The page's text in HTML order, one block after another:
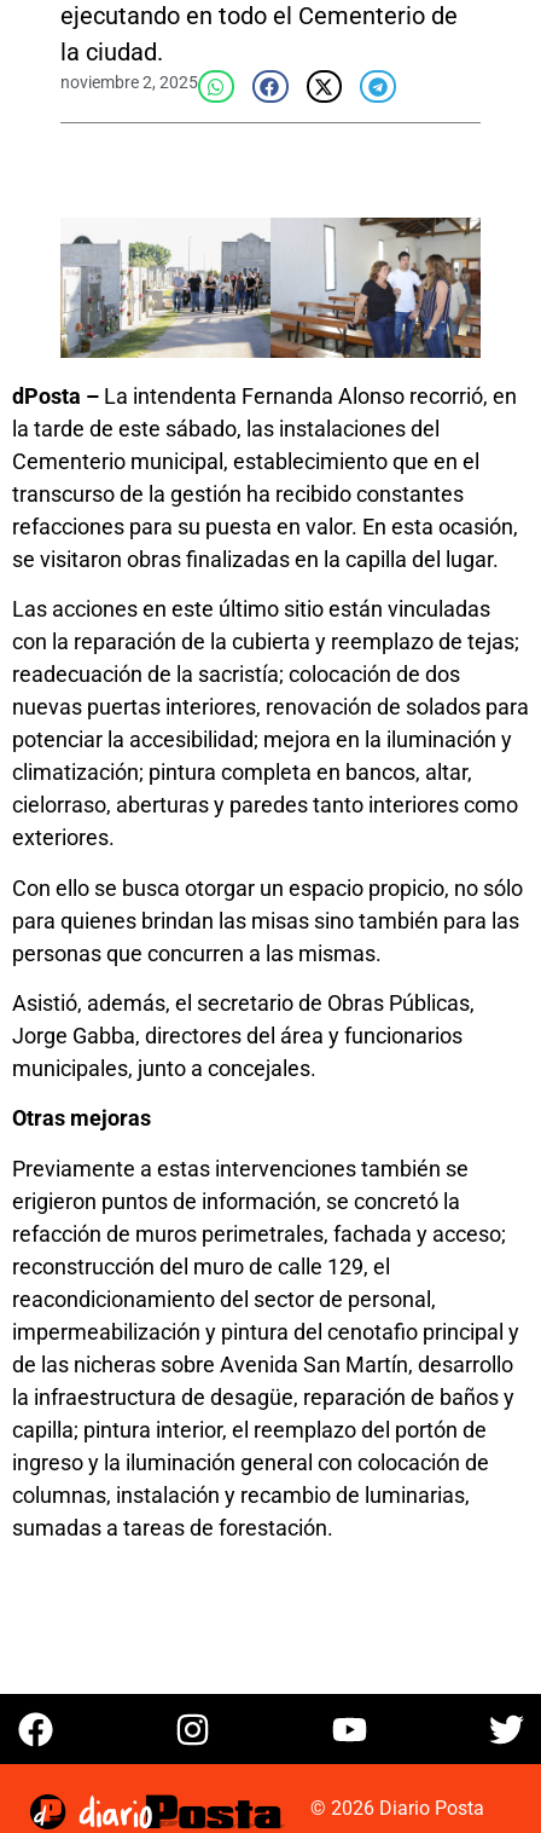
ejecutando en todo el Cementerio de
la ciudad.
noviembre 2, 2025
dPosta – La intendenta Fernanda Alonso recorrió, en
la tarde de este sábado, las instalaciones del
Cementerio municipal, establecimiento que en el
transcurso de la gestión ha recibido constantes
refacciones para su puesta en valor. En esta ocasión,
se visitaron obras finalizadas en la capilla del lugar.
Las acciones en este último sitio están vinculadas
con la reparación de la cubierta y reemplazo de tejas;
readecuación de la sacristía; colocación de dos
nuevas puertas interiores, renovación de solados para
potenciar la accesibilidad; mejora en la iluminación y
climatización; pintura completa en bancos, altar,
cielorraso, aberturas y paredes tanto interiores como
exteriores.
Con ello se busca otorgar un espacio propicio, no sólo
para quienes brindan las misas sino también para las
personas que concurren a las mismas.
Asistió, además, el secretario de Obras Públicas,
Jorge Gabba, directores del área y funcionarios
municipales, junto a concejales.
Otras mejoras
Previamente a estas intervenciones también se
erigieron puntos de información, se concretó la
refacción de muros perimetrales, fachada y acceso;
reconstrucción del muro de calle 129, el
reacondicionamiento del sector de personal,
impermeabilización y pintura del cenotafio principal y
de las nicheras sobre Avenida San Martín, desarrollo
la infraestructura de desagüe, reparación de baños y
capilla; pintura interior, el reemplazo del portón de
ingreso y la iluminación general con colocación de
columnas, instalación y recambio de luminarias,
sumadas a tareas de forestación.
© 2026 Diario Posta